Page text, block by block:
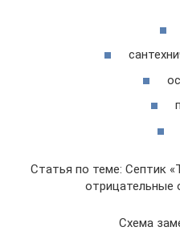
Статья по теме: Септик
отрицательные
Схема